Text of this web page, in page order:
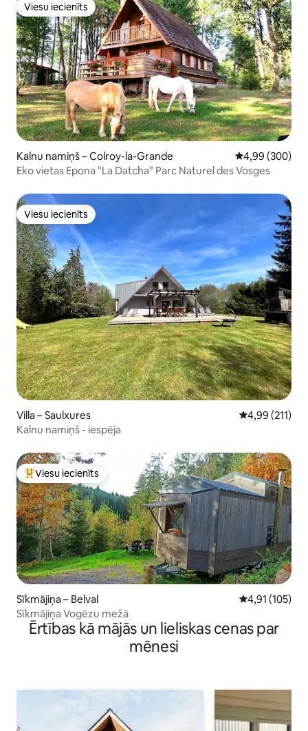
Viesu iecienīts
Viesu iecienīts
Kalnu namiņš – Colroy-la-Grande Vidējais
4,99 (300)
Eko vietas Epona "La Datcha" Parc Naturel des Vosges
Viesu iecienīts
Viesu iecienīts
Villa – Saulxures Vidējais
4,99 (211)
Kalnu namiņš - iespēja
Populārs viesu iecienīts mājoklis
Viesu iecienīts
Sīkmājiņa – Belval Vidējais
4,91 (105)
Sīkmājiņa Vogēzu mežā
Ērtības kā mājās un lieliskas cenas par
mēnesi